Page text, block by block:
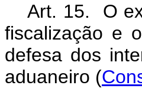
Art. 15. O
fiscalização e
defesa dos
aduaneiro (